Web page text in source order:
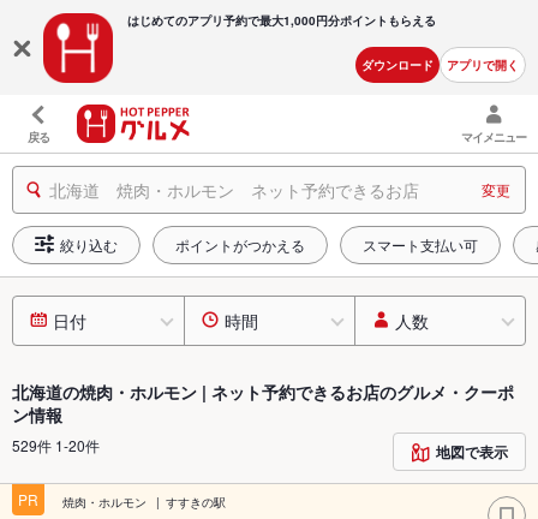
はじめてのアプリ予約で最大1,000円分ポイントもらえる
ダウンロード アプリで開く
戻る マイメニュー
北海道 焼肉・ホルモン ネット予約できるお店 変更
絞り込む ポイントがつかえる スマート支払い可
日付 時間 人数
北海道の焼肉・ホルモン | ネット予約できるお店のグルメ・クーポ
ン情報
529件 1-20件 地図で表示
PR 焼肉・ホルモン すすきの駅